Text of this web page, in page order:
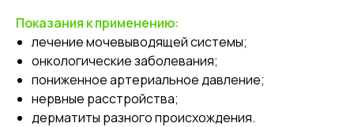
Показания к применению:
лечение мочевыводящей системы;
онкологические заболевания;
пониженное артериальное давление;
нервные расстройства;
дерматиты разного происхождения.